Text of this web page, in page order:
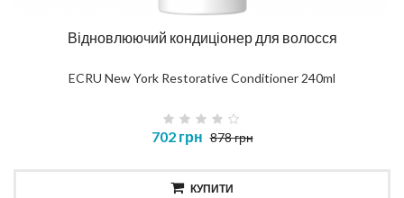
Відновлюючий кондиціонер для волосся
ECRU New York Restorative Conditioner 240ml
702 грн 878 грн
КУПИТИ